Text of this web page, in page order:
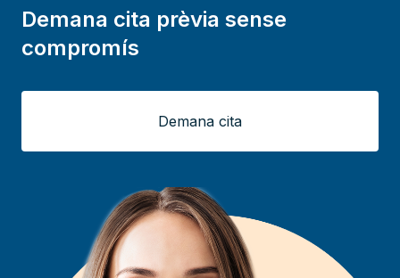
Demana cita prèvia sense
compromís
Demana cita